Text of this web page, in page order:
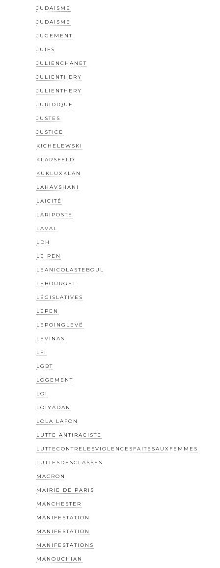
JUDAÏSME
JUDAISME
JUGEMENT
JUIFS
JULIENCHANET
JULIENTHÉRY
JULIENTHERY
JURIDIQUE
JUSTES
JUSTICE
KICHELEWSKI
KLARSFELD
KUKLUXKLAN
LAHAVSHANI
LAICITÉ
LARIPOSTE
LAVAL
LDH
LE PEN
LEANICOLASTEBOUL
LEBOURGET
LÉGISLATIVES
LEPEN
LEPOINGLEVÉ
LEVINAS
LFI
LGBT
LOGEMENT
LOI
LOIYADAN
LOLA LAFON
LUTTE ANTIRACISTE
LUTTECONTRELESVIOLENCESFAITESAUXFEMMES
LUTTESDESCLASSES
MACRON
MAIRIE DE PARIS
MANCHESTER
MANIFESTATION
MANIFESTATION
MANIFESTATIONS
MANOUCHIAN